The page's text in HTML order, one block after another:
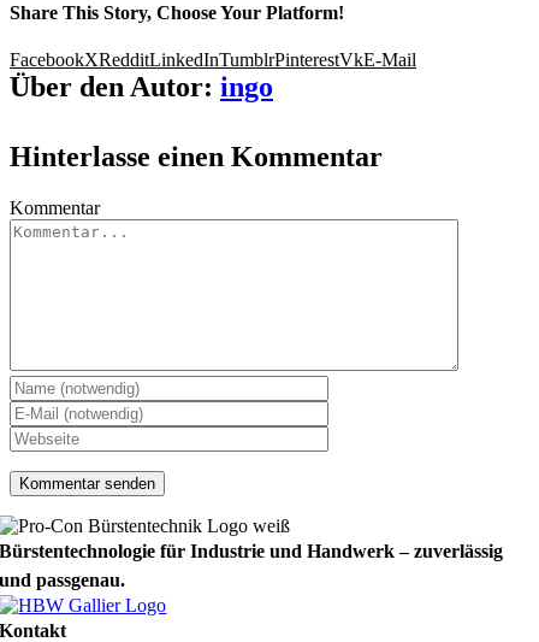
Share This Story, Choose Your Platform!
FacebookXRedditLinkedInTumblrPinterestVkE-Mail
Über den Autor: ingo
Hinterlasse einen Kommentar
Kommentar
Bürstentechnologie für Industrie und Handwerk – zuverlässig
und passgenau.
Kontakt